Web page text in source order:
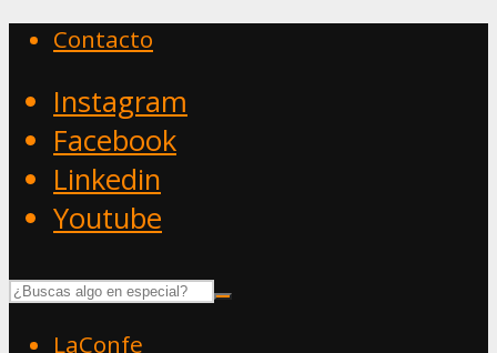
Contacto
Instagram
Facebook
Linkedin
Youtube
LaConfe